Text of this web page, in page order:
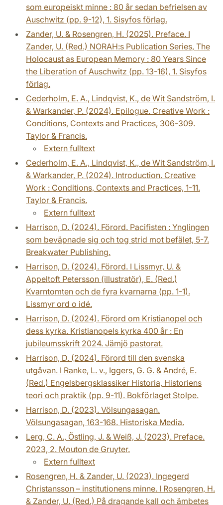
som europeiskt minne : 80 år sedan befrielsen av
Auschwitz (pp. 9-12), 1. Sisyfos förlag.
Zander, U. & Rosengren, H. (2025). Preface. I
Zander, U. (Red.) NORAH:s Publication Series, The
Holocaust as European Memory : 80 Years Since
the Liberation of Auschwitz (pp. 13-16), 1. Sisyfos
förlag.
Cederholm, E. A., Lindqvist, K., de Wit Sandström, I.
& Warkander, P. (2024). Epilogue. Creative Work :
Conditions, Contexts and Practices, 306-309.
Taylor & Francis.
Extern fulltext
Cederholm, E. A., Lindqvist, K., de Wit Sandström, I.
& Warkander, P. (2024). Introduction. Creative
Work : Conditions, Contexts and Practices, 1-11.
Taylor & Francis.
Extern fulltext
Harrison, D. (2024). Förord. Pacifisten : Ynglingen
som beväpnade sig och tog strid mot befälet, 5-7.
Breakwater Publishing.
Harrison, D. (2024). Förord. I Lissmyr, U. &
Appeltoft Petersson (illustratör), E. (Red.)
Kvarntomten och de fyra kvarnarna (pp. 1-1).
Lissmyr ord o idé.
Harrison, D. (2024). Förord om Kristianopel och
dess kyrka. Kristianopels kyrka 400 år : En
jubileumsskrift 2024. Jämjö pastorat.
Harrison, D. (2024). Förord till den svenska
utgåvan. I Ranke, L. v., Iggers, G. G. & André, E.
(Red.) Engelsbergsklassiker Historia, Historiens
teori och praktik (pp. 9-11). Bokförlaget Stolpe.
Harrison, D. (2023). Völsungasagan.
Völsungasagan, 163-168. Historiska Media.
Lerg, C. A., Östling, J. & Weiß, J. (2023). Preface.
2023, 2. Mouton de Gruyter.
Extern fulltext
Rosengren, H. & Zander, U. (2023). Ingegerd
Christansson – institutionens minne. I Rosengren, H.
& Zander, U. (Red.) På dragande kall och ämbetes